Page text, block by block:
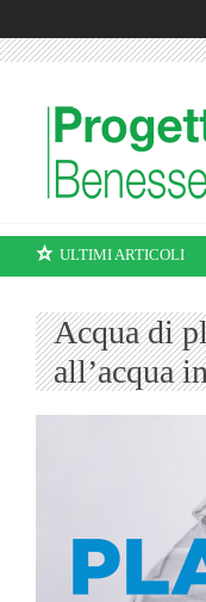
ULTIMI ARTICOLI
Acqua di
all’acqua